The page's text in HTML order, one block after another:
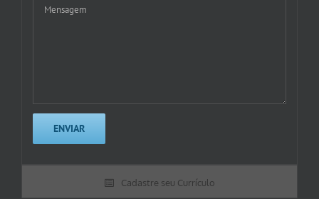
Cadastre seu Currículo